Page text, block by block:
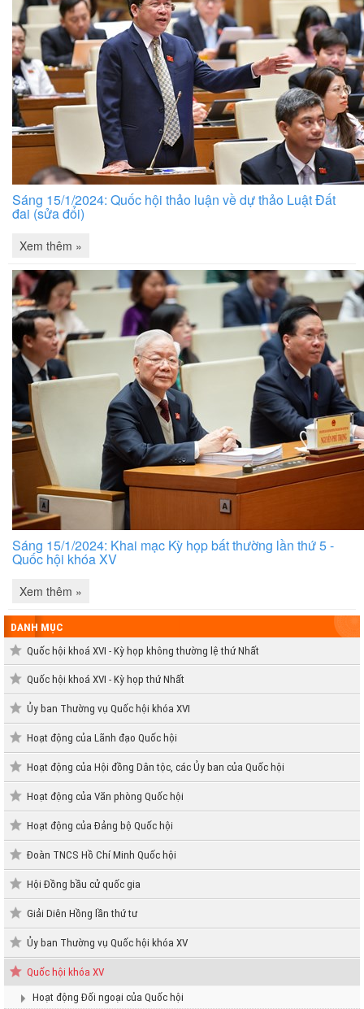
Sáng 15/1/2024: Quốc hội thảo luận về dự thảo Luật Đất
đai (sửa đổi)
Xem thêm »
Sáng 15/1/2024: Khai mạc Kỳ họp bất thường lần thứ 5 -
Quốc hội khóa XV
Xem thêm »
DANH MỤC
Quốc hội khoá XVI - Kỳ họp không thường lệ thứ Nhất
Quốc hội khoá XVI - Kỳ họp thứ Nhất
Ủy ban Thường vụ Quốc hội khóa XVI
Hoạt động của Lãnh đạo Quốc hội
Hoạt động của Hội đồng Dân tộc, các Ủy ban của Quốc hội
Hoạt động của Văn phòng Quốc hội
Hoạt động của Đảng bộ Quốc hội
Đoàn TNCS Hồ Chí Minh Quốc hội
Hội Đồng bầu cử quốc gia
Giải Diên Hồng lần thứ tư
Ủy ban Thường vụ Quốc hội khóa XV
Quốc hội khóa XV
Hoạt động Đối ngoại của Quốc hội